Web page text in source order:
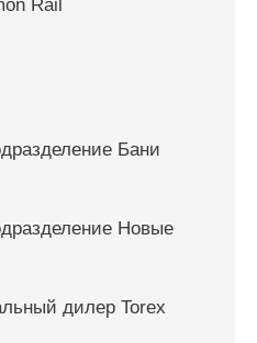
Rail
Бани
Новые
дилер Torex